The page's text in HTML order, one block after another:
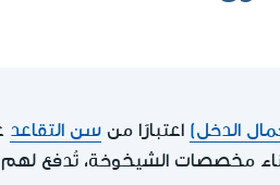
الدخل) اعتبارًا من سن التقاعد
مخصصات الشيخوخة، تُدفع لهم